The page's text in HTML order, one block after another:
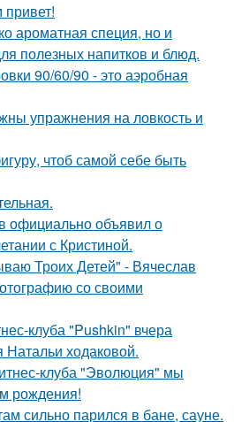
ароматная специя, но и
полезных напитков и блюд.
90/60/90 - это аэробная
упражнения на ловкость и
чтоб самой себе быть
официально объявил о
с Кристиной.
Троих Детей" - Вячеслав
со своими
клуба "Pushkin" вчера
ходаковой.
клуба "Эволюция" мы
рождения!
сильно парился в бане, сауне.